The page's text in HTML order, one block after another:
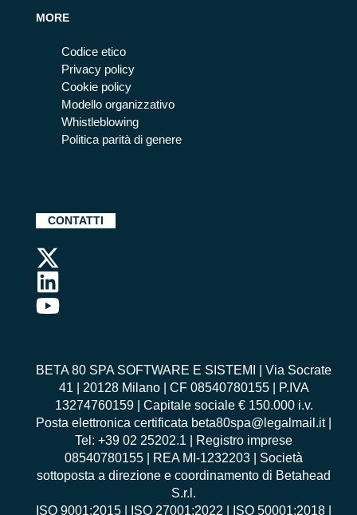
MORE
Codice etico
Privacy policy
Cookie policy
Modello organizzativo
Whistleblowing
Politica parità di genere
CONTATTI
BETA 80 SPA SOFTWARE E SISTEMI | Via Socrate
41 | 20128 Milano | CF 08540780155 | P.IVA
13274760159 | Capitale sociale € 150.000 i.v.
Posta elettronica certificata beta80spa@legalmail.it |
Tel: +39 02 25202.1 | Registro imprese
08540780155 | REA MI-1232203 | Società
sottoposta a direzione e coordinamento di Betahead
S.r.l.
ISO 9001:2015
ISO 27001:2022 ISO 50001:2018